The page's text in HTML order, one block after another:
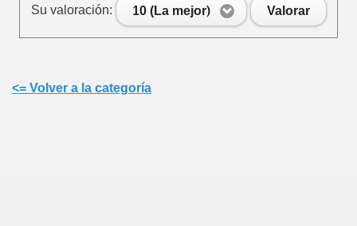
Su valoración: 10 (La mejor) Valorar
<= Volver a la categoría